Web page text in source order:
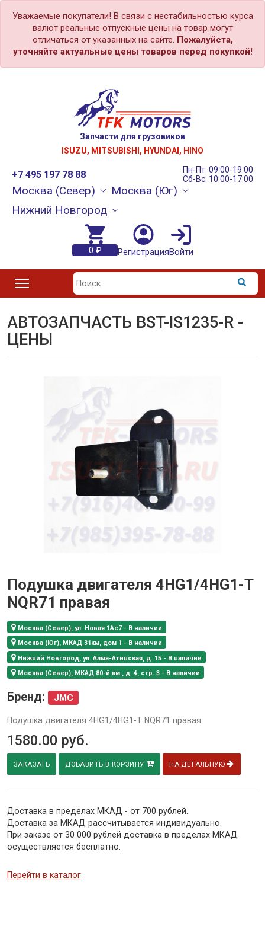
Уважаемые покупатели! В связи с нестабильностью курса
валют реальные отпускные цены на товар могут
отличаться от указанных на сайте. Пожалуйста,
уточняйте актуальные цены товаров перед покупкой!
Запчасти для грузовиков
ISUZU, MITSUBISHI, HYUNDAI, HINO
+7 495 197 78 88
Пн-Пт: 09:00-19:00
Сб-Вс: 10:00-17:00
Москва (Север)
Москва (Юг)
Нижний Новгород
0 ₽ РегистрацияВойти
АВТОЗАПЧАСТЬ BST-IS1235-R -
ЦЕНЫ
Подушка двигателя 4HG1/4HG1-T
NQR71 правая
Москва (Север), ул. Новая 1Ас7 - В наличии
Москва (Юг), МКАД 31км, дом 1 - В наличии
Нижний Новгород, ул. Алма-Атинская, д. 15 - В наличии
Москва (Север), МКАД 80-й км., д. 4, стр. 3 - В наличии
Бренд: JMC
Подушка двигателя 4HG1/4HG1-T NQR71 правая
1580.00 руб.
ЗАКАЗАТЬ ДОБАВИТЬ В КОРЗИНУ НА ДЕТАЛЬНУЮ
Доставка в пределах МКАД - от 700 рублей.
Доставка за МКАД рассчитывается индивидуально.
При заказе от 30 000 рублей доставка в пределах МКАД
осуществляется бесплатно.
Перейти в каталог